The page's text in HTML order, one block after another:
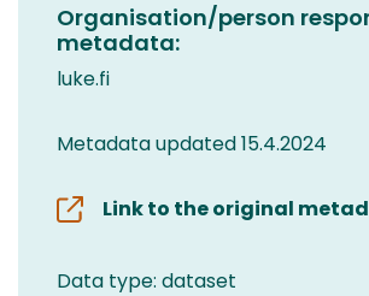
Organisation/person
metadata:
luke.fi
Metadata updated 15.4.2024
Link to the original
Data type: dataset